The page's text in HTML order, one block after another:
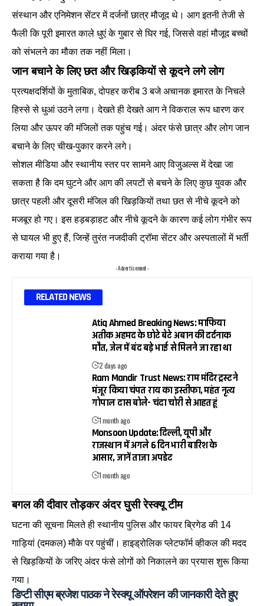
संस्थान और एनिमेशन सेंटर में दर्जनों छात्र मौजूद थे। आग इतनी तेजी से
फैली कि पूरी इमारत काले धुएं के गुबार से घिर गई, जिससे वहां मौजूद बच्चों
को संभलने का मौका तक नहीं मिला।
जान बचाने के लिए छत और खिड़कियों से कूदने लगे लोग
प्रत्यक्षदर्शियों के मुताबिक, दोपहर करीब 3 बजे अचानक इमारत के निचले
हिस्से से धुआं उठने लगा। देखते ही देखते आग ने विकराल रूप धारण कर
लिया और ऊपर की मंजिलों तक पहुंच गई। अंदर फंसे छात्र और लोग जान
बचाने के लिए चीख-पुकार करने लगे।
सोशल मीडिया और स्थानीय स्तर पर सामने आए विजुअल्स में देखा जा
सकता है कि दम घुटने और आग की लपटों से बचने के लिए कुछ युवक और
छात्र पहली और दूसरी मंजिल की खिड़कियों तथा छत से नीचे कूदने को
मजबूर हो गए। इस हड़बड़ाहट और नीचे कूदने के कारण कई लोग गंभीर रूप
से घायल भी हुए हैं, जिन्हें तुरंत नजदीकी ट्रॉमा सेंटर और अस्पतालों में भर्ती
कराया गया है।
- Advertisement -
RELATED NEWS
Atiq Ahmed Breaking News: माफिया
अतीक अहमद के छोटे बेटे अबान की दर्दनाक
मौत, जेल में बंद बड़े भाई से मिलने जा रहा था
2 days ago
Ram Mandir Trust News: राम मंदिर ट्रस्ट ने
मंजूर किया चंपत राय का इस्तीफा, महंत नृत्य
गोपाल दास बोले- चंदा चोरी से आहत हूं
1 month ago
Monsoon Update: दिल्ली, यूपी और
राजस्थान में अगले 6 दिन भारी बारिश के
आसार, जानें ताजा अपडेट
1 month ago
बगल की दीवार तोड़कर अंदर घुसी रेस्क्यू टीम
घटना की सूचना मिलते ही स्थानीय पुलिस और फायर ब्रिगेड की 14
गाड़ियां (दमकल) मौके पर पहुंचीं। हाइड्रोलिक प्लेटफॉर्म व्हीकल की मदद
से खिड़कियों के जरिए अंदर फंसे लोगों को निकालने का प्रयास शुरू किया
गया।
डिप्टी सीएम ब्रजेश पाठक ने रेस्क्यू ऑपरेशन की जानकारी देते हुए